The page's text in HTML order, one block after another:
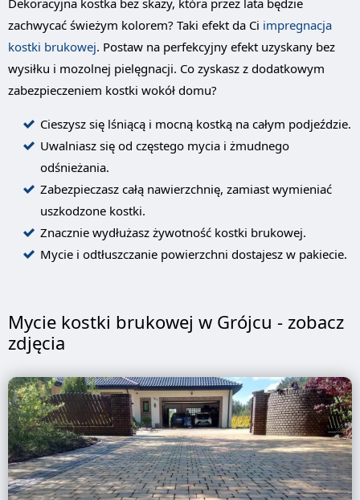
zachwycać świeżym kolorem? Taki efekt da Ci impregnacja
kostki brukowej. Postaw na perfekcyjny efekt uzyskany bez
wysiłku i mozolnej pielęgnacji. Co zyskasz z dodatkowym
zabezpieczeniem kostki wokół domu?
Cieszysz się lśniącą i mocną kostką na całym podjeździe.
Uwalniasz się od częstego mycia i żmudnego
odśnieżania.
Zabezpieczasz całą nawierzchnię, zamiast wymieniać
uszkodzone kostki.
Znacznie wydłużasz żywotność kostki brukowej.
Mycie i odtłuszczanie powierzchni dostajesz w pakiecie.
Mycie kostki brukowej w Grójcu - zobacz
zdjęcia